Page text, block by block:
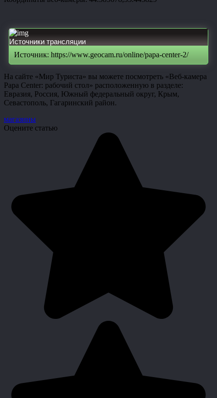
Источники трансляции
Источник: https://www.geocam.ru/online/papa-center-2/
На сайте «Мир Туриста» вы можете посмотреть «Веб-камера
Papa Center: рабочий стол» расположенную в разделе:
Евразия, Россия, Южный федеральный округ, Крым,
Севастополь, Гагаринский район.
магазины
Оцените статью